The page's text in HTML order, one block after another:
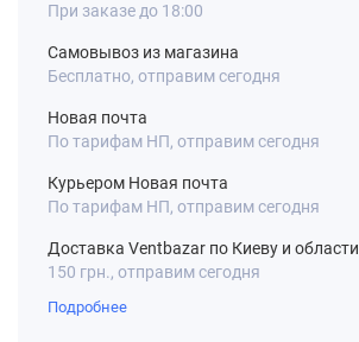
При заказе до 18:00
Самовывоз из магазина
Бесплатно, отправим сегодня
Новая почта
По тарифам НП, отправим сегодня
Курьером Новая почта
По тарифам НП, отправим сегодня
Доставка Ventbazar по Киеву и области
150 грн., отправим сегодня
Подробнее